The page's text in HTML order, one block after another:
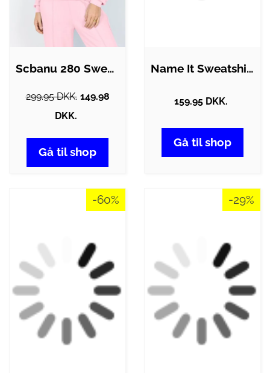
Scbanu 280 Sweatshirt Lyserød
299.95 DKK. 149.98
DKK.
Gå til shop
Name It Sweatshirt - Noos - NmmObear -…
159.95 DKK.
Gå til shop
-60% -29%